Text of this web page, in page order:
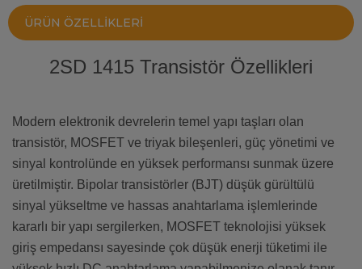
ÜRÜN ÖZELLIKLERI
2SD 1415 Transistör Özellikleri
Modern elektronik devrelerin temel yapı taşları olan
transistör, MOSFET ve triyak bileşenleri, güç yönetimi ve
sinyal kontrolünde en yüksek performansı sunmak üzere
üretilmiştir. Bipolar transistörler (BJT) düşük gürültülü
sinyal yükseltme ve hassas anahtarlama işlemlerinde
kararlı bir yapı sergilerken, MOSFET teknolojisi yüksek
giriş empedansı sayesinde çok düşük enerji tüketimi ile